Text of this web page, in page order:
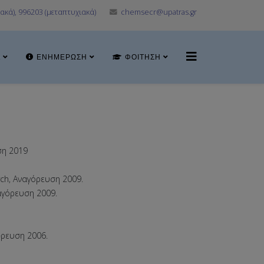
996203 (μεταπτυχιακά) chemsecr@upatras.gr
ΕΝΗΜΈΡΩΣΗ ΦΟΊΤΗΣΗ
2019
Aναγόρευση 2009.
2009.
2006.